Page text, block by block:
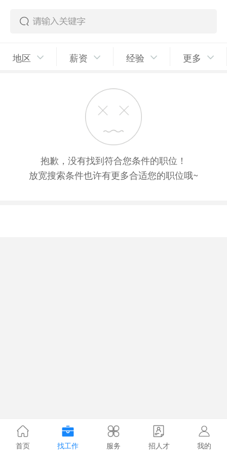
地区 薪资 经验 更多
抱歉，没有找到符合您条件的职位！
放宽搜索条件也许有更多合适您的职位哦~
首页 找工作 服务 招人才 我的